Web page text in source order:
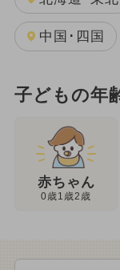
中国･四国
子どもの年
赤ちゃん
0歳1歳2歳